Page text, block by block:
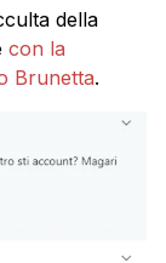
della
con la
Brunetta.